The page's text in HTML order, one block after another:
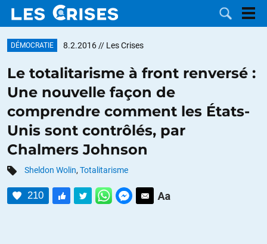
DOSSIERS
CATÉGORIES
NOUS
DÉMOCRATIE 8.2.2016 // Les Crises
Le totalitarisme à front renversé :
Une nouvelle façon de
comprendre comment les États-
Unis sont contrôlés, par
Chalmers Johnson
Sheldon Wolin, Totalitarisme
210